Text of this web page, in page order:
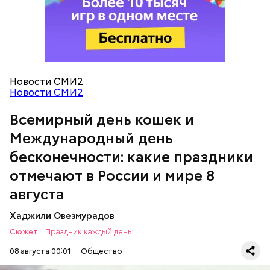
Новости СМИ2
Новости СМИ2
Всемирный день кошек и
Международный день
бесконечности: какие праздники
отмечают в России и мире 8
августа
Хаджили Овезмурадов
Сюжет:
Праздник каждый день
08 августа 00:01
Общество
Международный день бесконечности
День малины со сливками
кабачок;
растительное масло;
помидоры черри либо грунтовые.